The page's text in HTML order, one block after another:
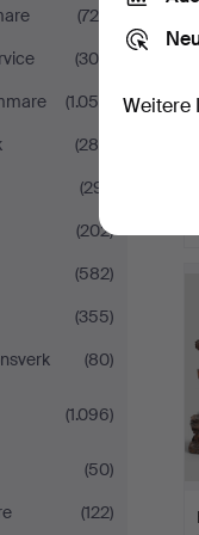
(729)
(309)
(1.059)
(286)
(291)
(202)
(582)
(355)
(80)
(1.096)
(50)
(122)
Weitere